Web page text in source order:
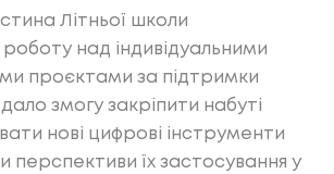
Літньої школи
над індивідуальними
проєктами за підтримки
змогу закріпити набуті
нові цифрові інструменти
перспективи їх застосування у